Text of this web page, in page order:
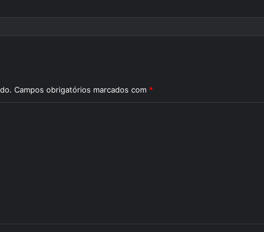
Campos obrigatórios marcados com *